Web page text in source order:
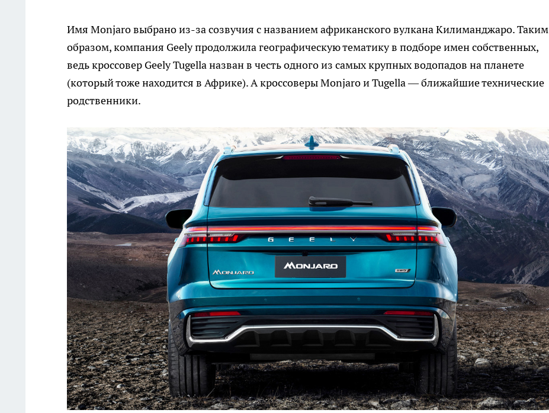
Имя Monjaro выбрано из-за созвучия с названием африканского вулкана Килиманджаро. Таким
образом, компания Geely продолжила географическую тематику в подборе имен собственных,
ведь кроссовер Geely Tugella назван в честь одного из самых крупных водопадов на планете
(который тоже находится в Африке). А кроссоверы Monjaro и Tugella — ближайшие технические
родственники.